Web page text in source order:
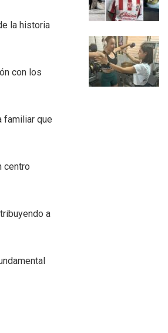
la historia
con los
familiar que
centro
a